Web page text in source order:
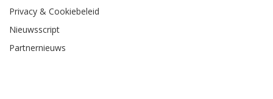
Privacy & Cookiebeleid
Nieuwsscript
Partnernieuws